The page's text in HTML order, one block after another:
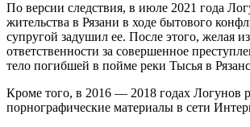
По версии следствия, в июле 2021 года
жительства в Рязани в ходе бытового
супругой задушил ее. После этого, желая
ответственности за совершенное
тело погибшей в пойме реки Тысья в
Кроме того, в 2016 — 2018 годах Логунов
порнографические материалы в сети